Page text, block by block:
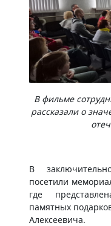
В фильме
рассказали о
В
посетили
где
памятных
Алексеевича.